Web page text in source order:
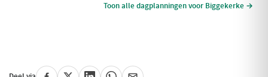
Toon alle dagplanningen voor Biggekerke →